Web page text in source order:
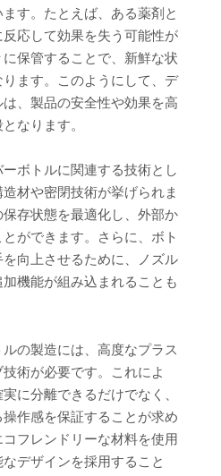
す。たとえば、ある薬剤と
応して効果を失う可能性が
保管することで、新鮮な状
ます。このようにして、デ
、製品の安全性や効果を高
なります。
ボトルに関連する技術とし
材や密閉技術が挙げられま
存状態を最適化し、外部か
ができます。さらに、ボト
向上させるために、ノズル
機能が組み込まれることも
の製造には、高度なプラス
術が必要です。これによ
に分離できるだけでなく、
作感を保証することが求め
フレンドリーな材料を使用
デザインを採用すること